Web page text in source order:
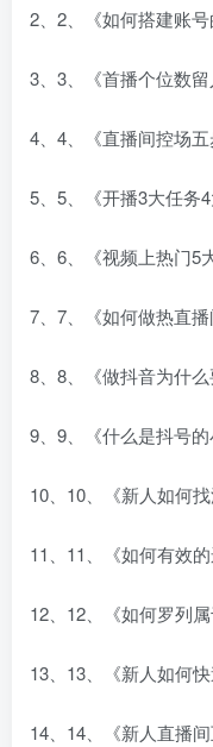
2、2、《如何搭建账
3、3、《首播个位数
4、4、《直播间控场
5、5、《开播3大任务
6、6、《视频上热门5
7、7、《如何做热直
8、8、《做抖音为什
9、9、《什么是抖号
10、10、《新人如何
11、11、《如何有效
12、12、《如何罗列
13、13、《新人如何
14、14、《新人直播